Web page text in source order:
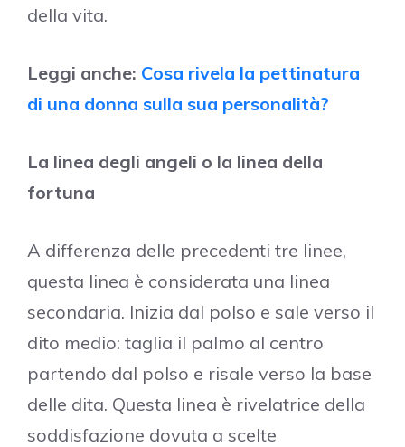
della vita.
Leggi anche: Cosa rivela la pettinatura
di una donna sulla sua personalità?
La linea degli angeli o la linea della
fortuna
A differenza delle precedenti tre linee,
questa linea è considerata una linea
secondaria. Inizia dal polso e sale verso il
dito medio: taglia il palmo al centro
partendo dal polso e risale verso la base
delle dita. Questa linea è rivelatrice della
soddisfazione dovuta a scelte